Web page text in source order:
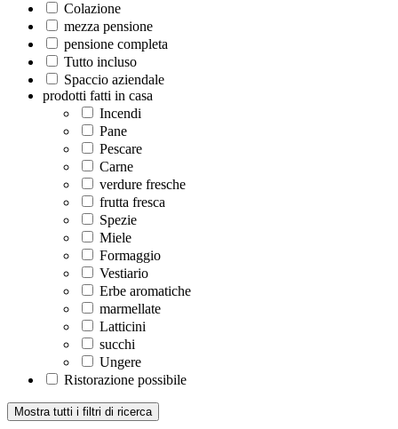
Colazione
mezza pensione
pensione completa
Tutto incluso
Spaccio aziendale
prodotti fatti in casa
Incendi
Pane
Pescare
Carne
verdure fresche
frutta fresca
Spezie
Miele
Formaggio
Vestiario
Erbe aromatiche
marmellate
Latticini
succhi
Ungere
Ristorazione possibile
Mostra tutti i filtri di ricerca